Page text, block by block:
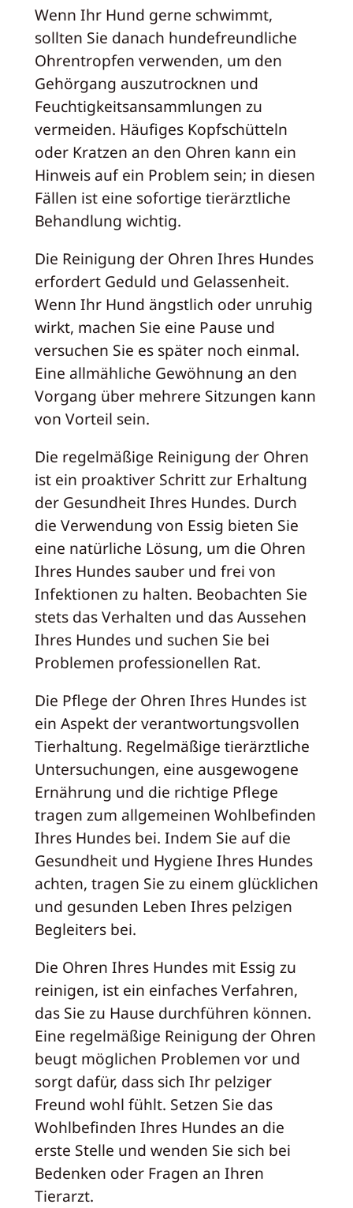
Wenn Ihr Hund gerne schwimmt,
sollten Sie danach hundefreundliche
Ohrentropfen verwenden, um den
Gehörgang auszutrocknen und
Feuchtigkeitsansammlungen zu
vermeiden. Häufiges Kopfschütteln
oder Kratzen an den Ohren kann ein
Hinweis auf ein Problem sein; in diesen
Fällen ist eine sofortige tierärztliche
Behandlung wichtig.
Die Reinigung der Ohren Ihres Hundes
erfordert Geduld und Gelassenheit.
Wenn Ihr Hund ängstlich oder unruhig
wirkt, machen Sie eine Pause und
versuchen Sie es später noch einmal.
Eine allmähliche Gewöhnung an den
Vorgang über mehrere Sitzungen kann
von Vorteil sein.
Die regelmäßige Reinigung der Ohren
ist ein proaktiver Schritt zur Erhaltung
der Gesundheit Ihres Hundes. Durch
die Verwendung von Essig bieten Sie
eine natürliche Lösung, um die Ohren
Ihres Hundes sauber und frei von
Infektionen zu halten. Beobachten Sie
stets das Verhalten und das Aussehen
Ihres Hundes und suchen Sie bei
Problemen professionellen Rat.
Die Pflege der Ohren Ihres Hundes ist
ein Aspekt der verantwortungsvollen
Tierhaltung. Regelmäßige tierärztliche
Untersuchungen, eine ausgewogene
Ernährung und die richtige Pflege
tragen zum allgemeinen Wohlbefinden
Ihres Hundes bei. Indem Sie auf die
Gesundheit und Hygiene Ihres Hundes
achten, tragen Sie zu einem glücklichen
und gesunden Leben Ihres pelzigen
Begleiters bei.
Die Ohren Ihres Hundes mit Essig zu
reinigen, ist ein einfaches Verfahren,
das Sie zu Hause durchführen können.
Eine regelmäßige Reinigung der Ohren
beugt möglichen Problemen vor und
sorgt dafür, dass sich Ihr pelziger
Freund wohl fühlt. Setzen Sie das
Wohlbefinden Ihres Hundes an die
erste Stelle und wenden Sie sich bei
Bedenken oder Fragen an Ihren
Tierarzt.